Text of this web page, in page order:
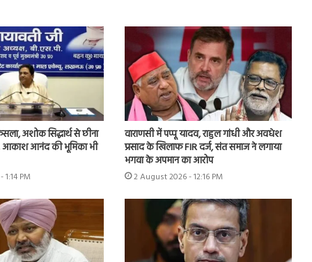
अशोक सिद्धार्थ से छीना
आकाश आनंद की भूमिका भी
PM
वाराणसी में पप्पू यादव, राहुल गांधी और अवधेश
प्रसाद के खिलाफ FIR दर्ज, संत समाज ने लगाया
भगवा के अपमान का आरोप
2 August 2026 - 12:16 PM